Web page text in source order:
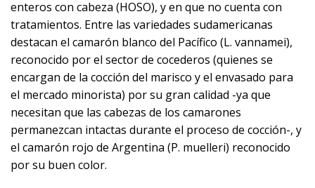
enteros con cabeza (HOSO), y en que no cuenta con
tratamientos. Entre las variedades sudamericanas
destacan el camarón blanco del Pacífico (L. vannamei),
reconocido por el sector de cocederos (quienes se
encargan de la cocción del marisco y el envasado para
el mercado minorista) por su gran calidad -ya que
necesitan que las cabezas de los camarones
permanezcan intactas durante el proceso de cocción-, y
el camarón rojo de Argentina (P. muelleri) reconocido
por su buen color.